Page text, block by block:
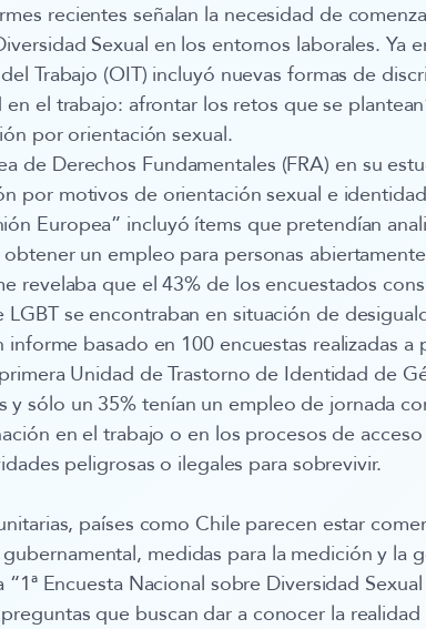
recientes señalan la necesidad de
Sexual en los entornos laborales. Ya
Trabajo (OIT) incluyó nuevas formas de
el trabajo: afrontar los retos que se
por orientación sexual.
de Derechos Fundamentales (FRA) en su
por motivos de orientación sexual e
Europea” incluyó ítems que pretendían
un empleo para personas
revelaba que el 43% de los encuestados
se encontraban en situación de
informe basado en 100 encuestas realizadas a
Unidad de Trastorno de Identidad de
y sólo un 35% tenían un empleo de jornada
en el trabajo o en los procesos de
peligrosas o ilegales para sobrevivir.
países como Chile parecen estar
medidas para la medición y la
Encuesta Nacional sobre Diversidad
que buscan dar a conocer la